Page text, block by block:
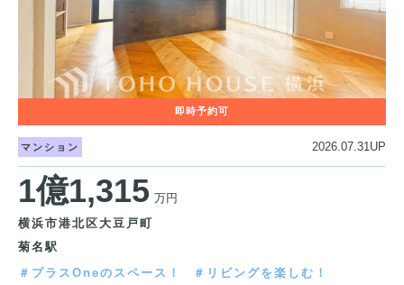
マンション 2026.07.31UP
1億1,315 万円
横浜市港北区大豆戸町
菊名駅
＃プラスOneのスペース！
＃リビングを楽しむ！